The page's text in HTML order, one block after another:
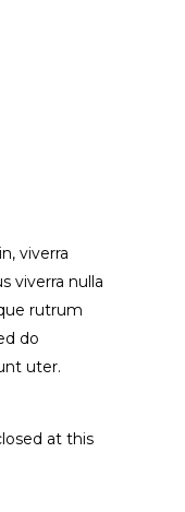
viverra
viverra nulla
rutrum
do
uter.
at this